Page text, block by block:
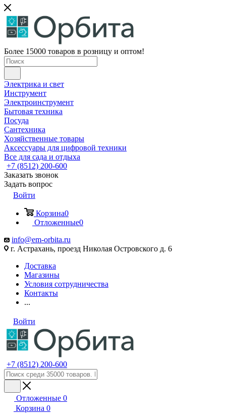
Более 15000 товаров в розницу и оптом!
Электрика и свет
Инструмент
Электроинструмент
Бытовая техника
Посуда
Сантехника
Хозяйственные товары
Аксессуары для цифровой техники
Все для сада и отдыха
+7 (8512) 200-600
Заказать звонок
Задать вопрос
Войти
Корзина0
Отложенные0
info@em-orbita.ru
г. Астрахань, проезд Николая Островского д. 6
Доставка
Магазины
Условия сотрудничества
Контакты
...
Войти
+7 (8512) 200-600
Отложенные 0
Корзина 0